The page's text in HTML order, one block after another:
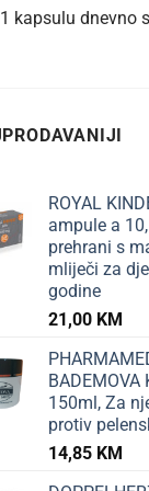
kapsulu dnevno
ROYAL
ampule a
prehrani s
mliječi za
godine
21,00 KM
BADEMOVA
150ml, Za
protiv
14,85 KM